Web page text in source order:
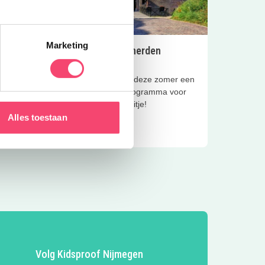
Marketing
Alles toestaan
een
Zomer op Fort Pannerden
zondag 30 augustus
Fort Pannerden heeft deze zomer een
supertof activiteitenprogramma voor
kinderen. Tof familie-uitje!
Volg Kidsproof Nijmegen